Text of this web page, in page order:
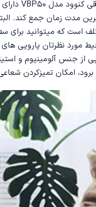
مدت زمان جمع کند.
که میتوانید برای
مورد نظرتان پارویی